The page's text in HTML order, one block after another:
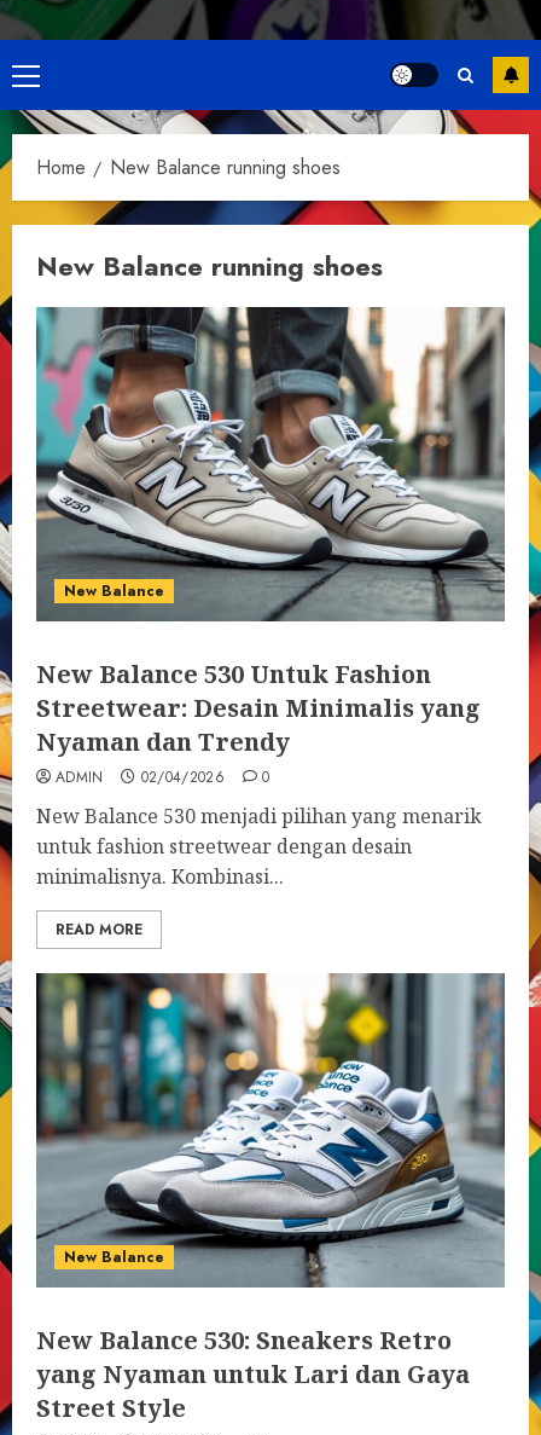
Primary
Menu
Home New Balance running shoes
New Balance running shoes
New Balance
New Balance 530 Untuk Fashion
Streetwear: Desain Minimalis yang
Nyaman dan Trendy
ADMIN 02/04/2026 0
New Balance 530 menjadi pilihan yang menarik
untuk fashion streetwear dengan desain
minimalisnya. Kombinasi...
READ MORE
New Balance
New Balance 530: Sneakers Retro
yang Nyaman untuk Lari dan Gaya
Street Style